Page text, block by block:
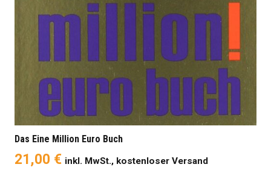
Das Eine Million Euro Buch
21,00 € inkl. MwSt., kostenloser Versand